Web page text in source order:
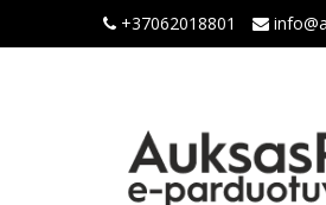
+37062018801